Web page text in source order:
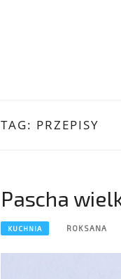
TAG: PRZEPISY
Pascha
KUCHNIA ROKSANA